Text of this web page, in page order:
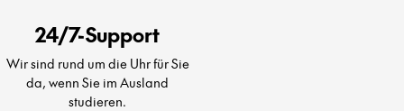
24/7-Support
Wir sind rund um die Uhr für Sie
da, wenn Sie im Ausland
studieren.